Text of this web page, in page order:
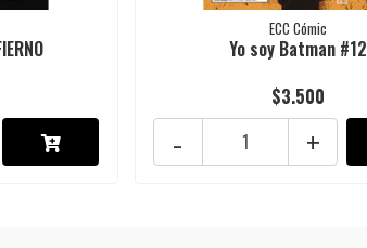
ECC Cómic
Yo soy Batman #12
$3.500
+
-